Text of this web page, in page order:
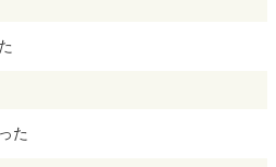
た